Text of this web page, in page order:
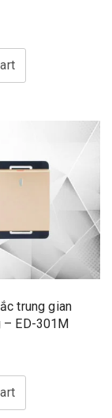
trung gian
– ED-301M